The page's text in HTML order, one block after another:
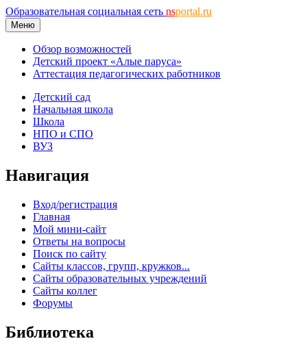
Образовательная социальная сеть nsportal.ru
Меню
Обзор возможностей
Детский проект «Алые паруса»
Аттестация педагогических работников
Детский сад
Начальная школа
Школа
НПО и СПО
ВУЗ
Навигация
Вход/регистрация
Главная
Мой мини-сайт
Ответы на вопросы
Поиск по сайту
Сайты классов, групп, кружков...
Сайты образовательных учреждений
Сайты коллег
Форумы
Библиотека